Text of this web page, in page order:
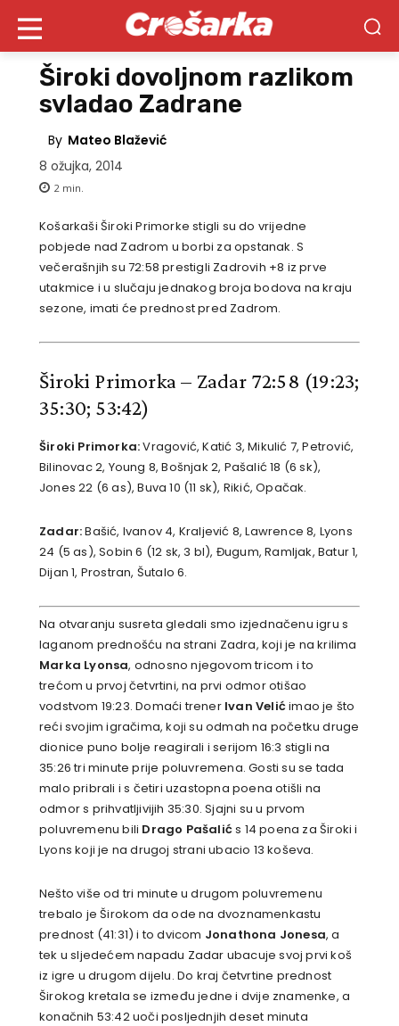
Široki dovoljnom razlikom
svladao Zadrane
By Mateo Blažević
8 ožujka, 2014
2 min.
Košarkaši Široki Primorke stigli su do vrijedne
pobjede nad Zadrom u borbi za opstanak. S
večerašnjih su 72:58 prestigli Zadrovih +8 iz prve
utakmice i u slučaju jednakog broja bodova na kraju
sezone, imati će prednost pred Zadrom.
Široki Primorka – Zadar 72:58 (19:23;
35:30; 53:42)
Široki Primorka:Vragović, Katić 3, Mikulić 7, Petrović,
Bilinovac 2, Young 8, Bošnjak 2, Pašalić 18 (6 sk),
Jones 22 (6 as), Buva 10 (11 sk), Rikić, Opačak.
Zadar:Bašić, Ivanov 4, Kraljević 8, Lawrence 8, Lyons
24 (5 as), Sobin 6 (12 sk, 3 bl), Đugum, Ramljak, Batur 1,
Dijan 1, Prostran, Šutalo 6.
Na otvaranju susreta gledali smo izjednačenu igru s
laganom prednošću na strani Zadra, koji je na krilima
Marka Lyonsa, odnosno njegovom tricom i to
trećom u prvoj četvrtini, na prvi odmor otišao
vodstvom 19:23. Domaći trener Ivan Velićimao je što
reći svojim igračima, koji su odmah na početku druge
dionice puno bolje reagirali i serijom 16:3 stigli na
35:26 tri minute prije poluvremena. Gosti su se tada
malo pribrali i s četiri uzastopna poena otišli na
odmor s prihvatljivijih 35:30. Sjajni su u prvom
poluvremenu bili Drago Pašalićs 14 poena za Široki i
Lyons koji je na drugoj strani ubacio 13 koševa.
Nešto više od tri minute u drugom poluvremenu
trebalo je Širokom da ode na dvoznamenkastu
prednost (41:31) i to dvicom Jonathona Jonesa, a
tek u sljedećem napadu Zadar ubacuje svoj prvi koš
iz igre u drugom dijelu. Do kraj četvrtine prednost
Širokog kretala se između jedne i dvije znamenke, a
konačnih 53:42 uoči posljednjih deset minuta